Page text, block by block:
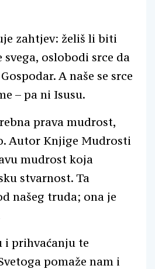
zahtjev: želiš li biti
svega, oslobodi srce da
A naše se srce
– pa ni Isusu.
prava mudrost,
Autor Knjige Mudrosti
mudrost koja
stvarnost. Ta
našeg truda; ona je
i prihvaćanju te
pomaže nam i